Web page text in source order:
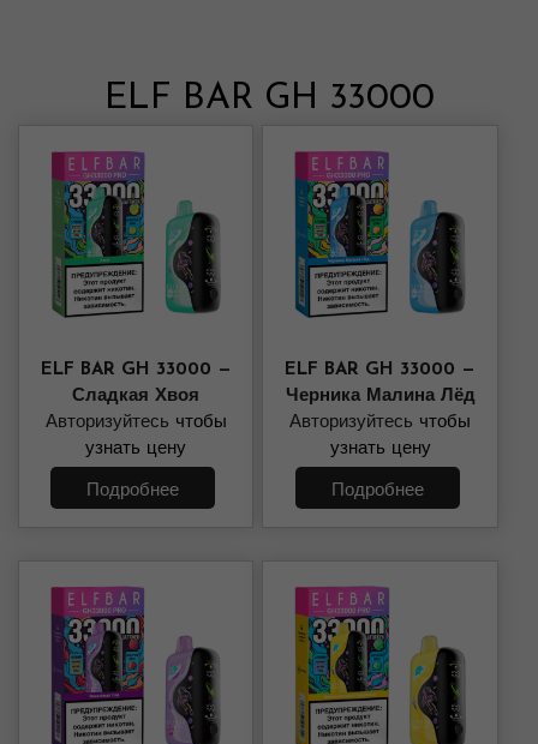
ELF BAR GH 33000
ELF BAR GH 33000 —
Сладкая Хвоя
Авторизуйтесь чтобы
узнать цену
Подробнее
ELF BAR GH 33000 —
Черника Малина Лёд
Авторизуйтесь чтобы
узнать цену
Подробнее